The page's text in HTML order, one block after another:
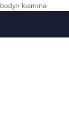
body> kısmına